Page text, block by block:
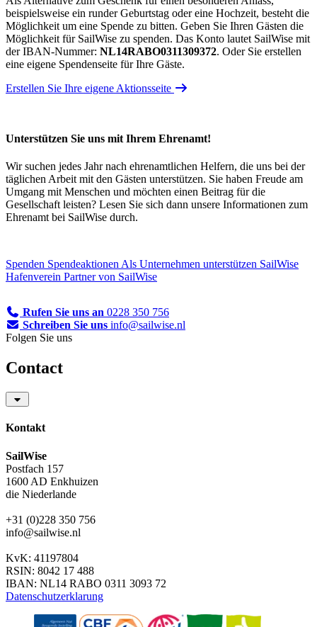
beispielsweise ein runder Geburtstag oder eine Hochzeit, besteht die
Möglichkeit um eine Spende zu bitten. Geben Sie Ihren Gästen die
Möglichkeit für SailWise zu spenden. Das Konto lautet SailWise mit
der IBAN-Nummer: NL14RABO0311309372. Oder Sie erstellen
eine eigene Spendenseite für Ihre Gäste.
Erstellen Sie Ihre eigene Aktionsseite
Unterstützen Sie uns mit Ihrem Ehrenamt!
Wir suchen jedes Jahr nach ehrenamtlichen Helfern, die uns bei der
täglichen Arbeit mit den Gästen unterstützen. Sie haben Freude am
Umgang mit Menschen und möchten einen Beitrag für die
Gesellschaft leisten? Lesen Sie sich dann unsere Informationen zum
Ehrenamt bei SailWise durch.
Spenden Spendeaktionen Als Unternehmen unterstützen SailWise
Hafenverein Partner von SailWise
Rufen Sie uns an 0228 350 756
Schreiben Sie uns info@sailwise.nl
Folgen Sie uns
Contact
Kontakt
SailWise
Postfach 157
1600 AD Enkhuizen
die Niederlande
+31 (0)228 350 756
info@sailwise.nl
KvK: 41197804
RSIN: 8042 17 488
IBAN: NL14 RABO 0311 3093 72
Datenschutzerklarung